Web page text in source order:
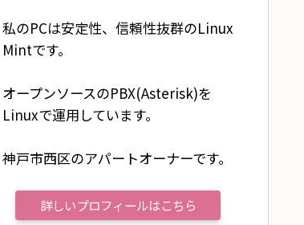
私のPCは安定性、信頼性抜群のLinux
Mintです。
オープンソースのPBX(Asterisk)を
Linuxで運用しています。
神戸市西区のアパートオーナーです。
詳しいプロフィールはこちら